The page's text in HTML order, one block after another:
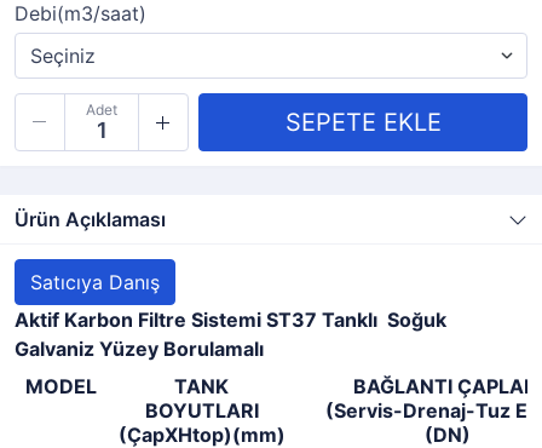
Debi(m3/saat)
Adet
Ürün Açıklaması
Satıcıya Danış
Aktif Karbon Filtre Sistemi ST37 Tanklı Soğuk
Galvaniz Yüzey Borulamalı
MODEL
TANK
BOYUTLARI
(ÇapXHtop)(mm)
BAĞLANTI ÇAPLARI
(Servis-Drenaj-Tuz
(DN)